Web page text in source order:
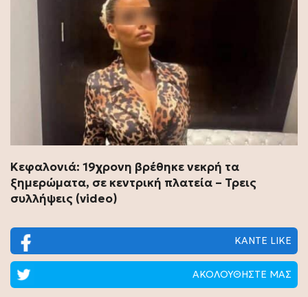
Κεφαλονιά: 19χρονη βρέθηκε νεκρή τα
ξημερώματα, σε κεντρική πλατεία – Τρεις
συλλήψεις (video)
ΚΑΝΤΕ LIKE
ΑΚΟΛΟΥΘΗΣΤΕ ΜΑΣ